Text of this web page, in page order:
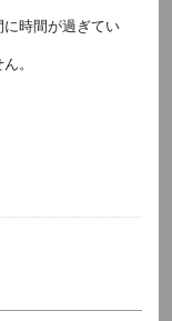
時間が過ぎてい
。